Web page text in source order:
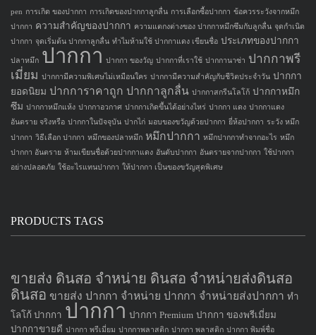
pen การเกิด ของปากกา การเกิดของปากกาลูกลื่น การเลือกซื้อปากกา ข้อควรระวังจากหมึก
ปากกา ความสำคัญของปากกา ความแตกงต่างของ ปากกาหมึกซึมกับลูกลื่น จุดกำเนิด
ปากกา จุดเริ่มต้น ปากกาลูกลื่น ทำไมห้ามใช้ ปากกาแดง เขียนชื่อ ประเภทของปากกา
ปลาหมึก ปากกา ปากกา ของวัญ ปากกาที่เราใช้ ปากกานาซ่า ปากกาพรี
เมี่ยม ปากกามีความพิเศษไม่เหมือนใคร ปากกามีความสำคัญกับชีวิตประจำวัน ปากกา
ยอดนิยม ปากการาคาถูก ปากกาลูกลื่น ปากกาสกรีนโลโก้ ปากกาหมึก
ซึม ปากกาหมึกแห้ง ปากกาอวกาศ ปากกาเกิดขึ้นได้อย่างไหร่ ปากกา แดง ปากกาแดง
อันตราย จริงหรือ ปากกาในปัจจุบัน ปากไก่ มอบของขวัญด้วยปากกา ยี่ห้อปากกา ระวัง หมึก
ปากกา วิธีเลือก ปากกา หมึกของปลาหมึก หมึกปากกา หมึกปากกาทำจากอะไร หมึก
ปากกา อันตราย ห้ามเขียนชื่อด้วยปากกาแดง อันดับปากกา อันตรายจากปากกา ใช้ปากกา
อย่างปลอดภัย ใช้อะไรแทนปากกา ให้ปากกา เป็นของขวัญสุดพิเศษ
PRODUCTS TAGS
ขายส่ง ดินสอ จำหน่าย ดินสอ จำหน่ายส่งดินสอ
ดินสอ ขายส่ง ปากกา จำหน่าย ปากกา จำหน่ายส่งปากกา ทำ
โลโก้ ปากกา ปากกา ปากกา Premium ปากกา ของพรีเมี่ยม
ปากกาขายดี ปากกา พรีเมี่ยม ปากกาพลาสติก ปากกา พลาสติก ปากกา พิมพ์ชื่อ